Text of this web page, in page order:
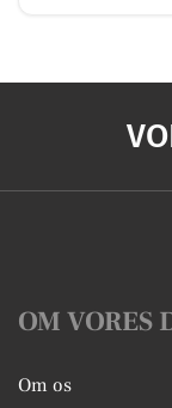
OM VORES
Om os